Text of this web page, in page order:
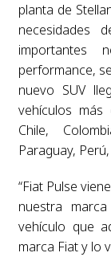
planta de
necesidades
importantes
performance,
nuevo SUV
vehículos
Chile,
Paraguay,
“Fiat Pulse
nuestra
vehículo que
marca Fiat y lo